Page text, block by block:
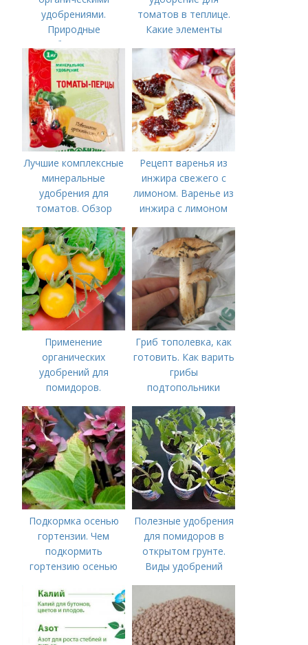
удобрениями.
Природные
удобрения для
подкормки "по листу"
томатов в теплице.
Какие элементы
особенности их
внесения
Лучшие комплексные
минеральные
удобрения для
томатов. Обзор
удобрений для
томатов: правила
внесения в почву
Рецепт варенья из
инжира свежего с
лимоном. Варенье из
инжира с лимоном
Применение
органических
удобрений для
помидоров.
удобрения для
томатов
Гриб тополевка, как
готовить. Как варить
грибы
подтопольники
Подкормка осенью
гортензии. Чем
подкормить
гортензию осенью
Полезные удобрения
для помидоров в
открытом грунте.
Виды удобрений